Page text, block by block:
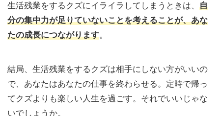
生活残業をするクズにイライラしてしまうときは、 自
分の集中力が足りていないことを考えることが、あな
たの成長につながります。
結局、生活残業をするクズは相手にしない方がいいの
で、あなたはあなたの仕事を終わらせる。定時で帰っ
てクズよりも楽しい人生を過ごす。それでいいじゃな
いでしょうか。